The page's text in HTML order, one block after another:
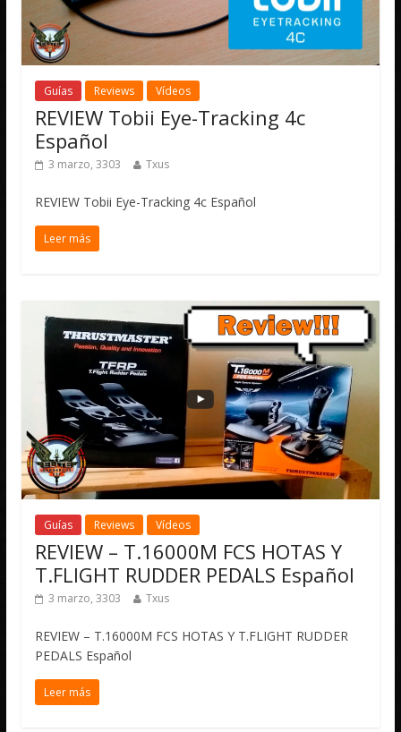
Guías Reviews Vídeos
REVIEW Tobii Eye-Tracking 4c
Español
3 marzo, 3303 Txus
REVIEW Tobii Eye-Tracking 4c Español
Leer más
Guías Reviews Vídeos
REVIEW – T.16000M FCS HOTAS Y
T.FLIGHT RUDDER PEDALS Español
3 marzo, 3303 Txus
REVIEW – T.16000M FCS HOTAS Y T.FLIGHT RUDDER
PEDALS Español
Leer más